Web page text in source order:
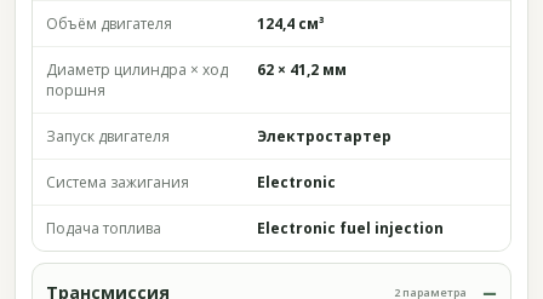
Объём двигателя 124,4 см³
Диаметр цилиндра × ход
поршня
62 × 41,2 мм
Запуск двигателя Электростартер
Система зажигания Electronic
Подача топлива Electronic fuel injection
Трансмиссия 2 параметра